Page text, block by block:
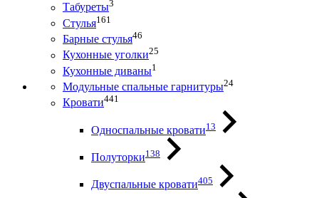
Табуреты3
Стулья161
Барные стулья46
Кухонные уголки25
Кухонные диваны1
Модульные спальные гарнитуры24
Кровати441
Односпальные кровати13
Полуторки138
Двуспальные кровати405